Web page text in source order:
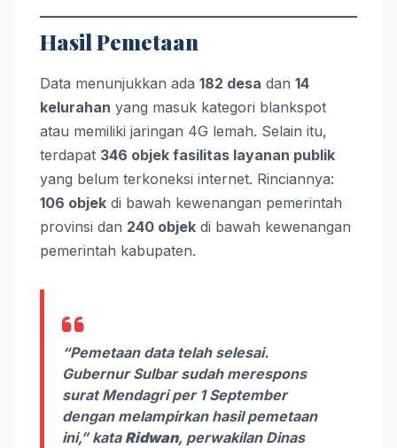
Hasil Pemetaan
Data menunjukkan ada 182 desa dan 14
kelurahan yang masuk kategori blankspot
atau memiliki jaringan 4G lemah. Selain itu,
terdapat 346 objek fasilitas layanan publik
yang belum terkoneksi internet. Rinciannya:
106 objek di bawah kewenangan pemerintah
provinsi dan 240 objek di bawah kewenangan
pemerintah kabupaten.
“Pemetaan data telah selesai.
Gubernur Sulbar sudah merespons
surat Mendagri per 1 September
dengan melampirkan hasil pemetaan
ini,” kata Ridwan, perwakilan Dinas